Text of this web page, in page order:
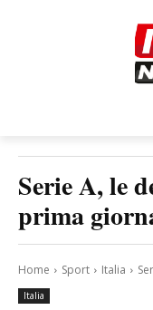
Serie A, le
prima
Home Sport Italia
Italia